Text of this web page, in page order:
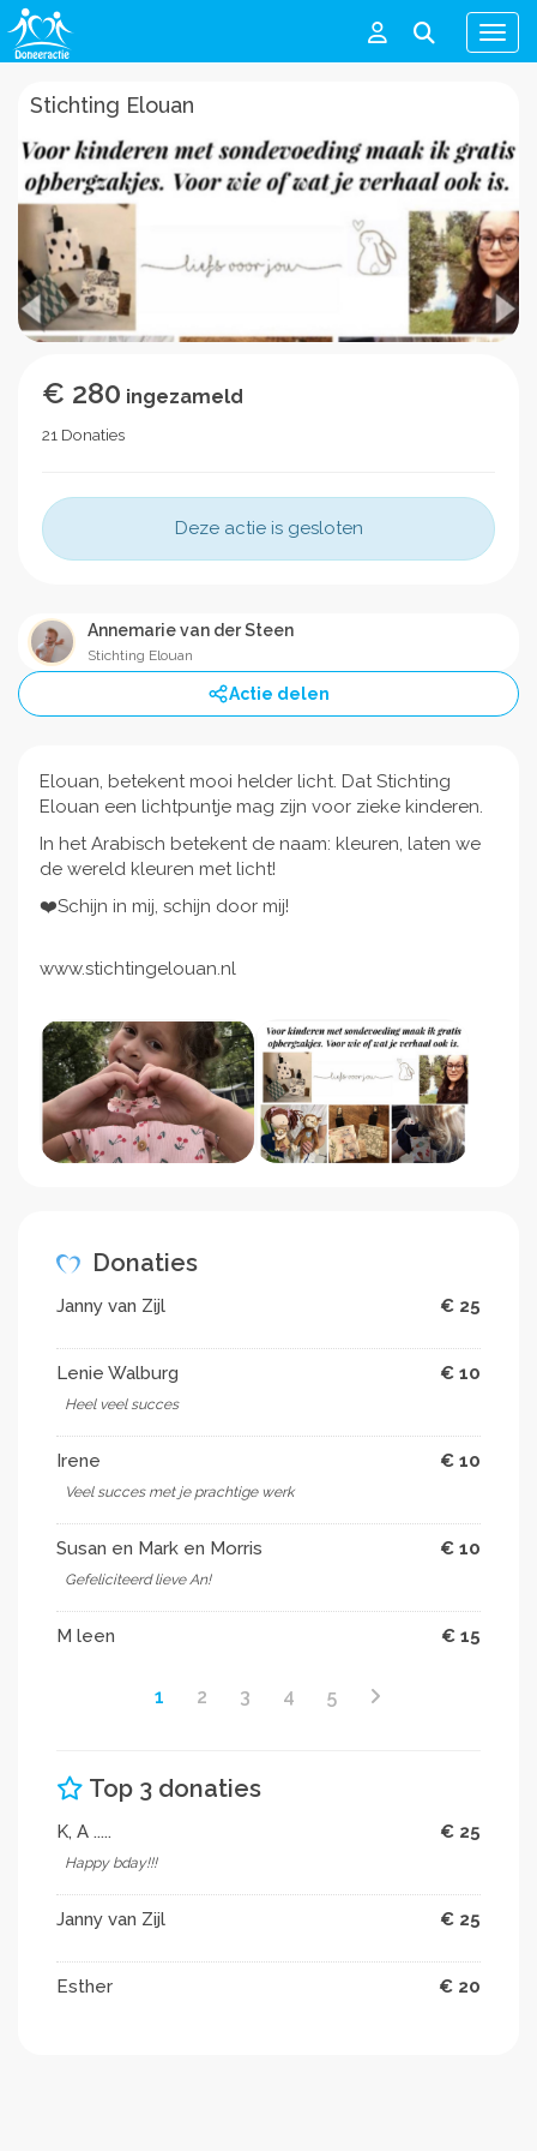
Menu
Stichting Elouan
€ 280 ingezameld
21 Donaties
Deze actie is gesloten
Annemarie van der Steen
Stichting Elouan
Actie delen
Elouan, betekent mooi helder licht. Dat Stichting
Elouan een lichtpuntje mag zijn voor zieke kinderen.
In het Arabisch betekent de naam: kleuren, laten we
de wereld kleuren met licht!
❤️Schijn in mij, schijn door mij!
www.stichtingelouan.nl
Donaties
Janny van Zijl € 25
Lenie Walburg € 10
Heel veel succes
Irene € 10
Veel succes met je prachtige werk
Susan en Mark en Morris € 10
Gefeliciteerd lieve An!
M leen € 15
1 2 3 4 5
Top 3 donaties
K, A ..... € 25
Happy bday!!!
Janny van Zijl € 25
Esther € 20